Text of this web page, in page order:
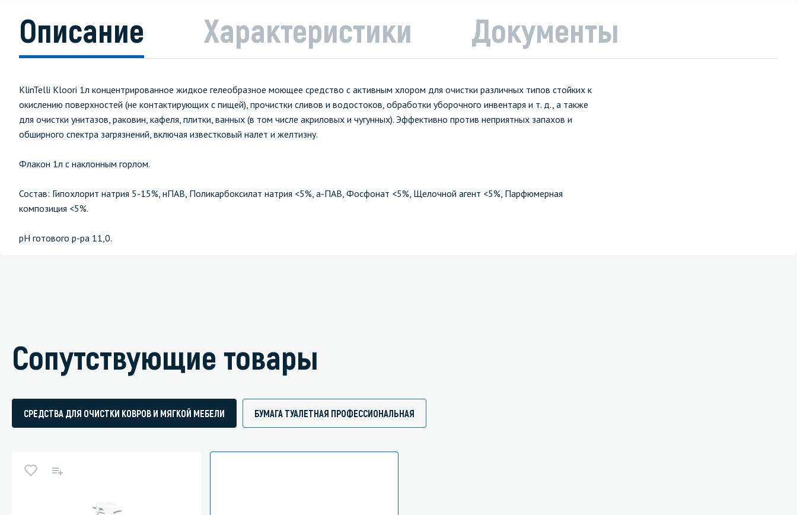
Описание Характеристики Документы
КlinTelli Kloori 1л концентрированное жидкое гелеобразное моющее средство с активным хлором для очистки различных типов стойких к
окислению поверхностей (не контактирующих с пищей), прочистки сливов и водостоков, обработки уборочного инвентаря и т. д., а также
для очистки унитазов, раковин, кафеля, плитки, ванных (в том числе акриловых и чугунных). Эффективно против неприятных запахов и
обширного спектра загрязнений, включая известковый налет и желтизну.
Флакон 1л с наклонным горлом.
Состав: Гипохлорит натрия 5-15%, нПАВ, Поликарбоксилат натрия <5%, а-ПАВ, Фосфонат <5%, Щелочной агент <5%, Парфюмерная
композиция <5%.
рН готового р-ра 11,0.
Сопутствующие товары
СРЕДСТВА ДЛЯ ОЧИСТКИ КОВРОВ И МЯГКОЙ МЕБЕЛИ БУМАГА ТУАЛЕТНАЯ ПРОФЕССИОНАЛЬНАЯ